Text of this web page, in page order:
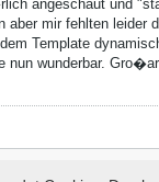
angeschaut und
aber mir fehlten leider
Template
nun wunderbar.